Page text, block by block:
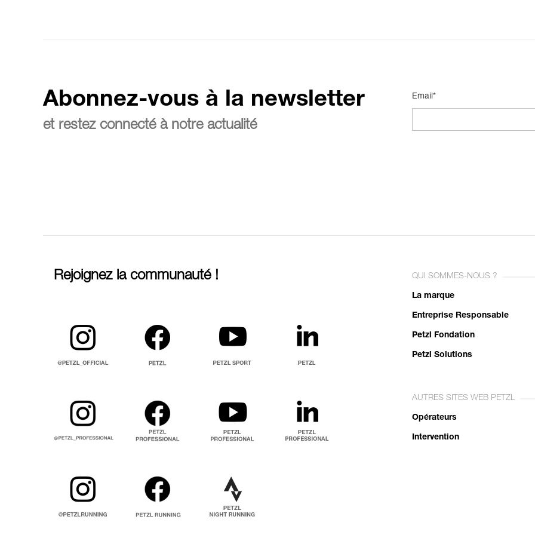
Abonnez-vous à la newsletter
et restez connecté à notre actualité
Email*
Rejoignez la communauté ! QUI SOMMES-NOUS ?
La marque
Entreprise Responsable
Petzl Fondation
Petzl Solutions
AUTRES SITES WEB PETZL
Opérateurs
Intervention